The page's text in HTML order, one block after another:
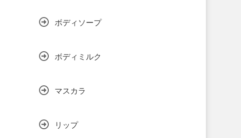
ボディソープ
ボディミルク
マスカラ
リップ